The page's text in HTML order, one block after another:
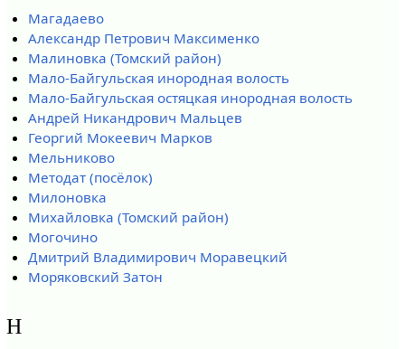
Магадаево
Александр Петрович Максименко
Малиновка (Томский район)
Мало-Байгульская инородная волость
Мало-Байгульская остяцкая инородная волость
Андрей Никандрович Мальцев
Георгий Мокеевич Марков
Мельниково
Методат (посёлок)
Милоновка
Михайловка (Томский район)
Могочино
Дмитрий Владимирович Моравецкий
Моряковский Затон
Н